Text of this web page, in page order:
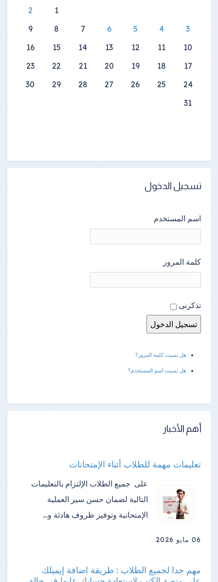
1
2
3
4
5
6
7
8
9
10
11
12
13
14
15
16
17
18
19
20
21
22
23
24
25
26
27
28
29
30
31
تسجيل الدخول
اسم المستخدم
كلمة المرور
تذكرنى
هل نسيت كلمة المرور؟
هل نسيت اسم المستخدم؟
أهم الأخبار
تعليمات مهمة للطلاب أثناء الإمتحانات
على جميع الطلاب الإلتزام بالتعليمات
التالية لضمان حسن سير العملية
الإمتحانية وتوفير ظروف هادئة و…
06 مايو 2026
مهم جدا لجميع الطلاب : طريقة اضافة إيميلك